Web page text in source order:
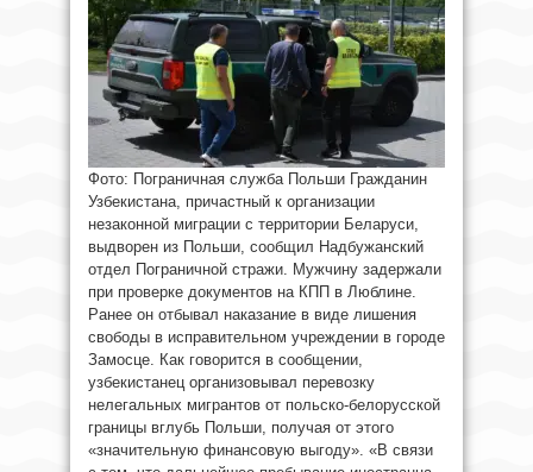
Фото: Пограничная служба Польши Гражданин
Узбекистана, причастный к организации
незаконной миграции с территории Беларуси,
выдворен из Польши, сообщил Надбужанский
отдел Пограничной стражи. Мужчину задержали
при проверке документов на КПП в Люблине.
Ранее он отбывал наказание в виде лишения
свободы в исправительном учреждении в городе
Замосце. Как говорится в сообщении,
узбекистанец организовывал перевозку
нелегальных мигрантов от польско-белорусской
границы вглубь Польши, получая от этого
«значительную финансовую выгоду». «В связи